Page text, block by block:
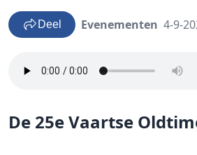
Deel Evenementen 4-9-
De 25e Vaartse